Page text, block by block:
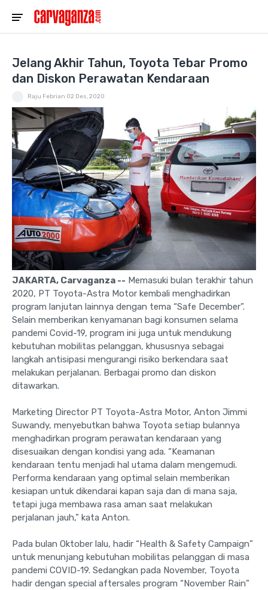
Jelang Akhir Tahun, Toyota Tebar Promo
dan Diskon Perawatan Kendaraan
Raju Febrian 02 Des, 2020
JAKARTA, Carvaganza -- Memasuki bulan terakhir tahun
2020, PT Toyota-Astra Motor kembali menghadirkan
program lanjutan lainnya dengan tema “Safe December”.
Selain memberikan kenyamanan bagi konsumen selama
pandemi Covid-19, program ini juga untuk mendukung
kebutuhan mobilitas pelanggan, khususnya sebagai
langkah antisipasi mengurangi risiko berkendara saat
melakukan perjalanan. Berbagai promo dan diskon
ditawarkan.
Marketing Director PT Toyota-Astra Motor, Anton Jimmi
Suwandy, menyebutkan bahwa Toyota setiap bulannya
menghadirkan program perawatan kendaraan yang
disesuaikan dengan kondisi yang ada. “Keamanan
kendaraan tentu menjadi hal utama dalam mengemudi.
Performa kendaraan yang optimal selain memberikan
kesiapan untuk dikendarai kapan saja dan di mana saja,
tetapi juga membawa rasa aman saat melakukan
perjalanan jauh,” kata Anton.
Pada bulan Oktober lalu, hadir “Health & Safety Campaign”
untuk menunjang kebutuhan mobilitas pelanggan di masa
pandemi COVID-19. Sedangkan pada November, Toyota
hadir dengan special aftersales program “November Rain”